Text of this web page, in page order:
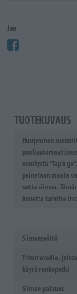
Jaa
TUOTEKUVAUS
Husqvarnan
nimitystä "Tap’n
painetaan maata
uutta siimaa.
konetta tarvitse
Siimansyöttö
Trimmereille,
käyrä runkoputki
Siiman paksuus